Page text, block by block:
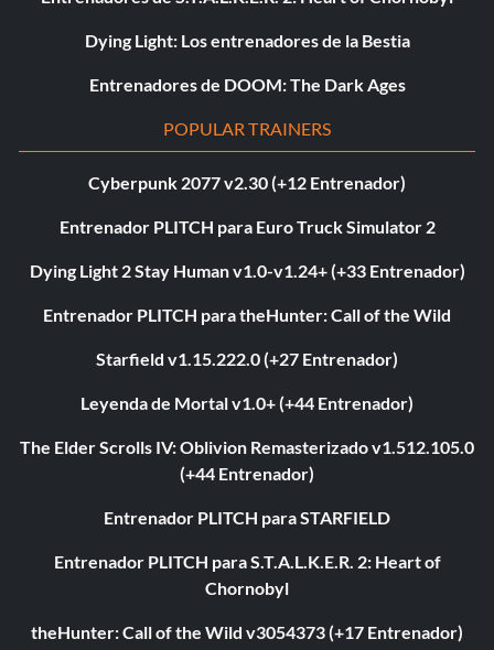
Dying Light: Los entrenadores de la Bestia
Entrenadores de DOOM: The Dark Ages
POPULAR TRAINERS
Cyberpunk 2077 v2.30 (+12 Entrenador)
Entrenador PLITCH para Euro Truck Simulator 2
Dying Light 2 Stay Human v1.0-v1.24+ (+33 Entrenador)
Entrenador PLITCH para theHunter: Call of the Wild
Starfield v1.15.222.0 (+27 Entrenador)
Leyenda de Mortal v1.0+ (+44 Entrenador)
The Elder Scrolls IV: Oblivion Remasterizado v1.512.105.0
(+44 Entrenador)
Entrenador PLITCH para STARFIELD
Entrenador PLITCH para S.T.A.L.K.E.R. 2: Heart of
Chornobyl
theHunter: Call of the Wild v3054373 (+17 Entrenador)